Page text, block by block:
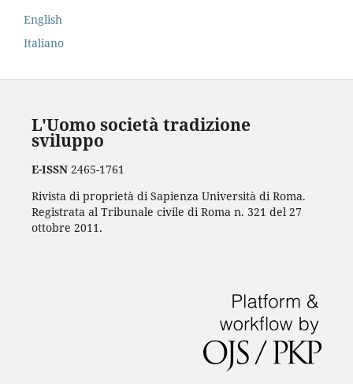
English
Italiano
L'Uomo società tradizione
sviluppo
E-ISSN2465-1761
Rivista di proprietà di Sapienza Università di Roma.
Registrata al Tribunale civile di Roma n. 321 del 27
ottobre 2011.